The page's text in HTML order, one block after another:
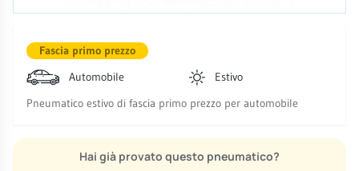
Fascia primo prezzo
Automobile
Estivo
Pneumatico estivo di fascia primo prezzo per automobile
Hai già provato questo pneumatico?